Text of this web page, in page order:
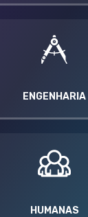
ENGENHARIA
HUMANAS